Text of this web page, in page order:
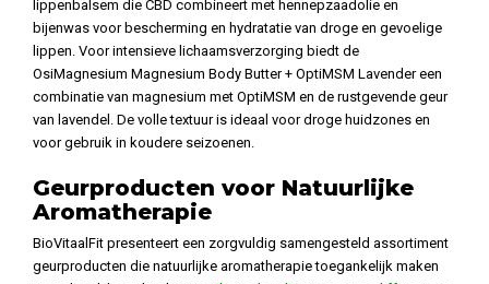
lippenbalsem die CBD combineert met hennepzaadolie en
bijenwas voor bescherming en hydratatie van droge en gevoelige
lippen. Voor intensieve lichaamsverzorging biedt de
OsiMagnesium Magnesium Body Butter + OptiMSM Lavender een
combinatie van magnesium met OptiMSM en de rustgevende geur
van lavendel. De volle textuur is ideaal voor droge huidzones en
voor gebruik in koudere seizoenen.
Geurproducten voor Natuurlijke
Aromatherapie
BioVitaalFit presenteert een zorgvuldig samengesteld assortiment
geurproducten die natuurlijke aromatherapie toegankelijk maken